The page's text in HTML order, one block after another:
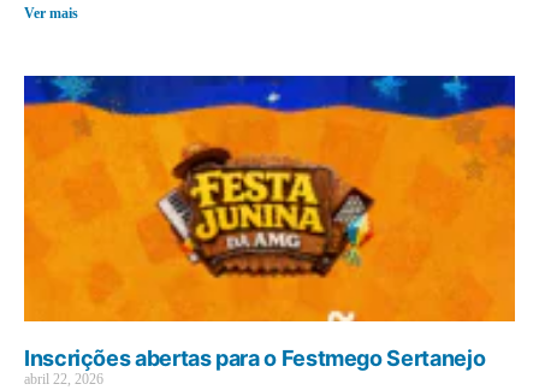
Ver mais
Inscrições abertas para o Festmego Sertanejo
abril 22, 2026